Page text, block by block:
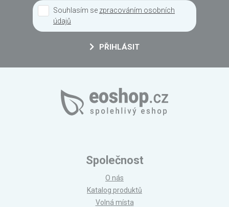
Souhlasím se zpracováním osobních
údajů
PŘIHLÁSIT
Společnost
O nás
Katalog produktů
Volná místa